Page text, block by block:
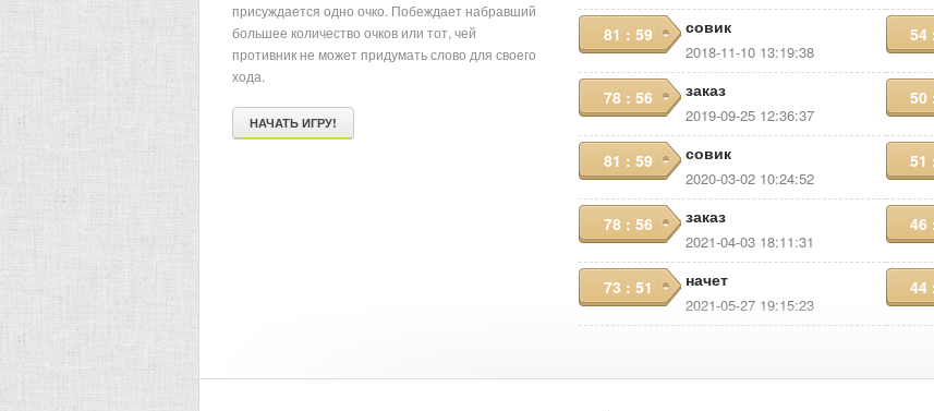
присуждается одно очко. Побеждает набравший
большее количество очков или тот, чей
противник не может придумать слово для своего
хода.
НАЧАТЬ ИГРУ!
54
50
51
46
44
81 : 59 совик
2018-11-10 13:19:38
78 : 56 заказ
2019-09-25 12:36:37
81 : 59 совик
2020-03-02 10:24:52
78 : 56 заказ
2021-04-03 18:11:31
73 : 51 начет
2021-05-27 19:15:23